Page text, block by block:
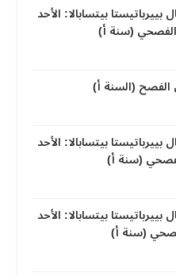
بييرباتيستا بيتسابالا: الأحد
(سنة أ)
الفصح (السنة أ)
بييرباتيستا بيتسابالا: الأحد
(سنة أ)
بييرباتيستا بيتسابالا: الأحد
(سنة أ)